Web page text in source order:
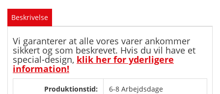
Beskrivelse
Vi garanterer at alle vores varer ankommer
sikkert og som beskrevet. Hvis du vil have et
special-design, klik her for yderligere
information!
Produktionstid: 6-8 Arbejdsdage